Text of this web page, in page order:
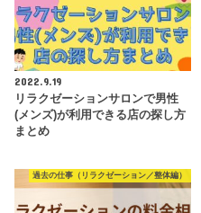
2022.9.19
リラクゼーションサロンで男性
(メンズ)が利用できる店の探し方
まとめ
過去の仕事（リラクゼーション／整体編）